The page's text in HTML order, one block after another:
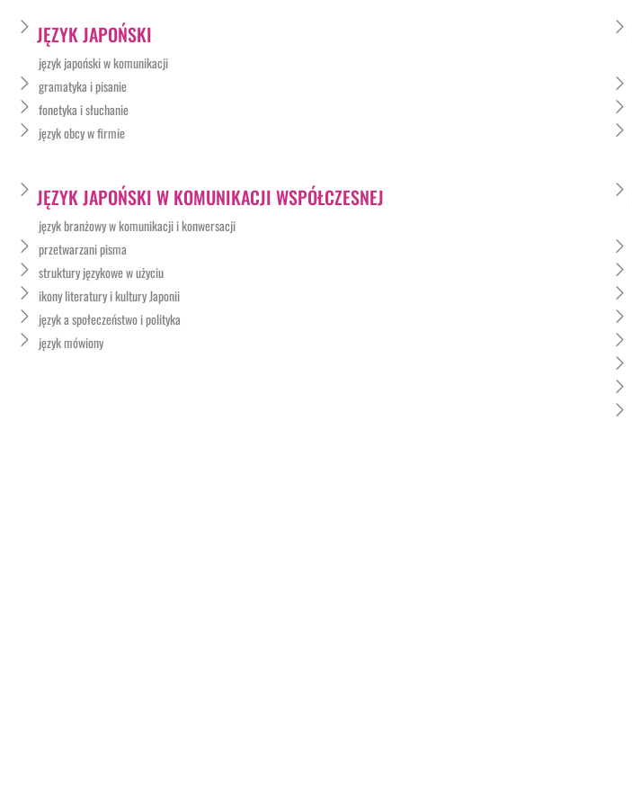
JĘZYK JAPOŃSKI
język japoński w komunikacji
gramatyka i pisanie
fonetyka i słuchanie
język obcy w firmie
JĘZYK JAPOŃSKI W KOMUNIKACJI WSPÓŁCZESNEJ
język branżowy w komunikacji i konwersacji
przetwarzani pisma
struktury językowe w użyciu
ikony literatury i kultury Japonii
język a społeczeństwo i polityka
język mówiony